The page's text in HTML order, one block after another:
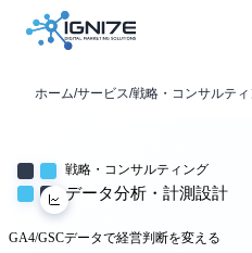
ホーム/サービス/戦略・コンサルテ
戦略・コンサルティング
データ分析・計測設計
GA4/GSCデータで経営判断を変える